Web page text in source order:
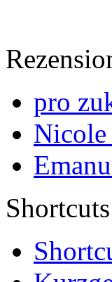
pro
Nicole